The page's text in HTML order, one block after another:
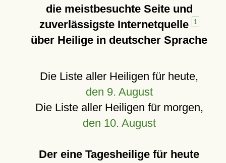
die meistbesuchte Seite und
zuverlässigste Internetquelle
1
über Heilige in deutscher Sprache
Die Liste aller Heiligen für heute,
den 9. August
Die Liste aller Heiligen für morgen,
den 10. August
Der eine Tagesheilige für heute